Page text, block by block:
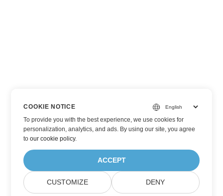
COOKIE NOTICE
To provide you with the best experience, we use cookies for
personalization, analytics, and ads. By using our site, you agree
toour cookie policy.
ACCEPT
CUSTOMIZE DENY